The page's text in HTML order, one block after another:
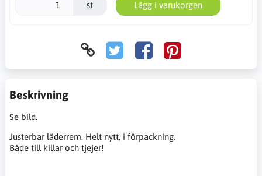
st Lägg i varukorgen
Beskrivning
Se bild.
Justerbar läderrem. Helt nytt, i förpackning.
Både till killar och tjejer!